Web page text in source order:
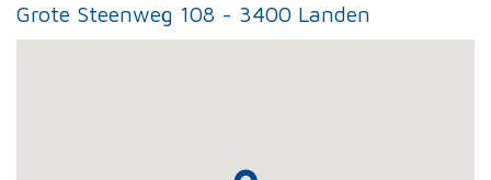
Grote Steenweg 108 - 3400 Landen